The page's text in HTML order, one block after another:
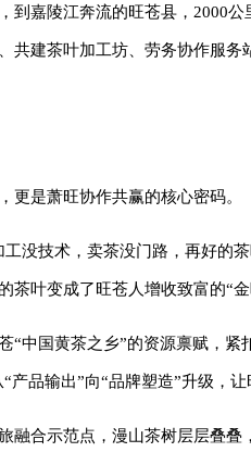
到嘉陵江奔流的旺苍县，2000
共建茶叶加工坊、劳务协作服
更是萧旺协作共赢的核心密码。
没技术，卖茶没门路，再好的
茶叶变成了旺苍人增收致富的“
“中国黄茶之乡”的资源禀赋，
产品输出”向“品牌塑造”升级，
融合示范点，漫山茶树层层叠